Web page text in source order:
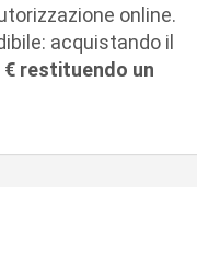
online.
acquistando il
€ restituendo un